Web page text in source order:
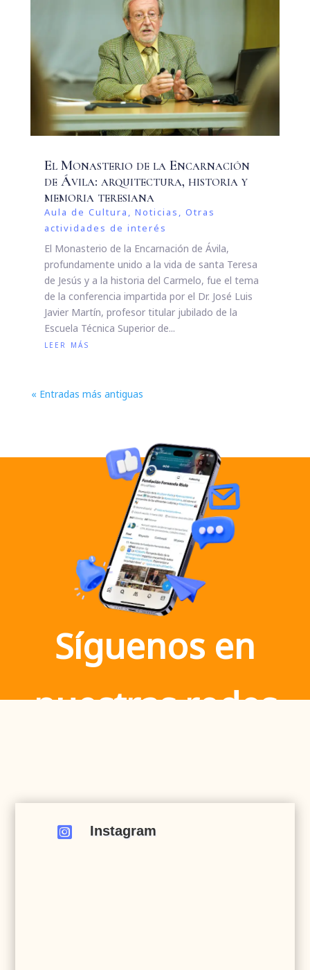
El Monasterio de la Encarnación
de Ávila: arquitectura, historia y
memoria teresiana
Aula de Cultura , Noticias , Otras
actividades de interés
El Monasterio de la Encarnación de Ávila,
profundamente unido a la vida de santa Teresa
de Jesús y a la historia del Carmelo, fue el tema
de la conferencia impartida por el Dr. José Luis
Javier Martín, profesor titular jubilado de la
Escuela Técnica Superior de...
leer más
« Entradas más antiguas
Síguenos en
nuestras redes
 Instagram